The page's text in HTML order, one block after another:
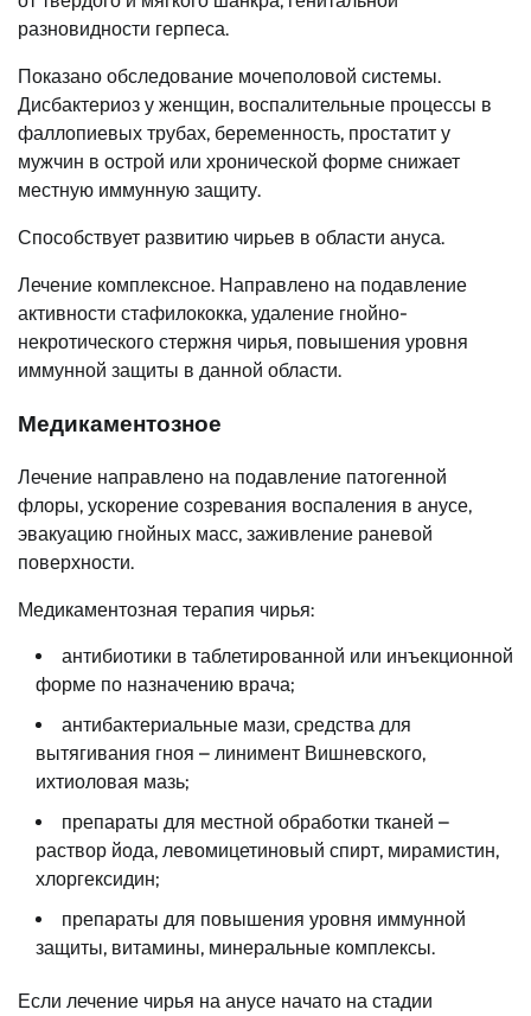
разновидности герпеса.
Показано обследование мочеполовой системы.
Дисбактериоз у женщин, воспалительные процессы в
фаллопиевых трубах, беременность, простатит у
мужчин в острой или хронической форме снижает
местную иммунную защиту.
Способствует развитию чирьев в области ануса.
Лечение комплексное. Направлено на подавление
активности стафилококка, удаление гнойно-
некротического стержня чирья, повышения уровня
иммунной защиты в данной области.
Медикаментозное
Лечение направлено на подавление патогенной
флоры, ускорение созревания воспаления в анусе,
эвакуацию гнойных масс, заживление раневой
поверхности.
Медикаментозная терапия чирья:
антибиотики в таблетированной или инъекционной
форме по назначению врача;
антибактериальные мази, средства для
вытягивания гноя – линимент Вишневского,
ихтиоловая мазь;
препараты для местной обработки тканей –
раствор йода, левомицетиновый спирт, мирамистин,
хлоргексидин;
препараты для повышения уровня иммунной
защиты, витамины, минеральные комплексы.
Если лечение чирья на анусе начато на стадии